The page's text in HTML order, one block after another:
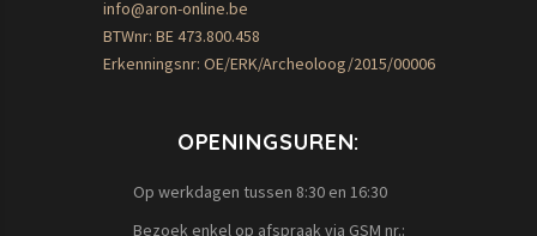
info@aron-online.be
BTWnr: BE 473.800.458
Erkenningsnr: OE/ERK/Archeoloog/2015/00006
OPENINGSUREN:
Op werkdagen tussen 8:30 en 16:30
Bezoek enkel op afspraak via GSM nr.: